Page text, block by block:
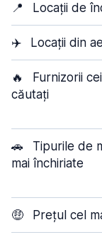
📍 Locații de
✈️ Locații din
🔥
Furnizorii
căutați
🚗
Tipurile de
mai închiriate
🤑 Prețul cel